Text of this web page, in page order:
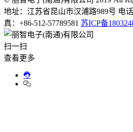
地址：江苏省昆山市汉浦路989号 电
真：+86-512-57789581 苏ICP备
扫一扫
查看更多